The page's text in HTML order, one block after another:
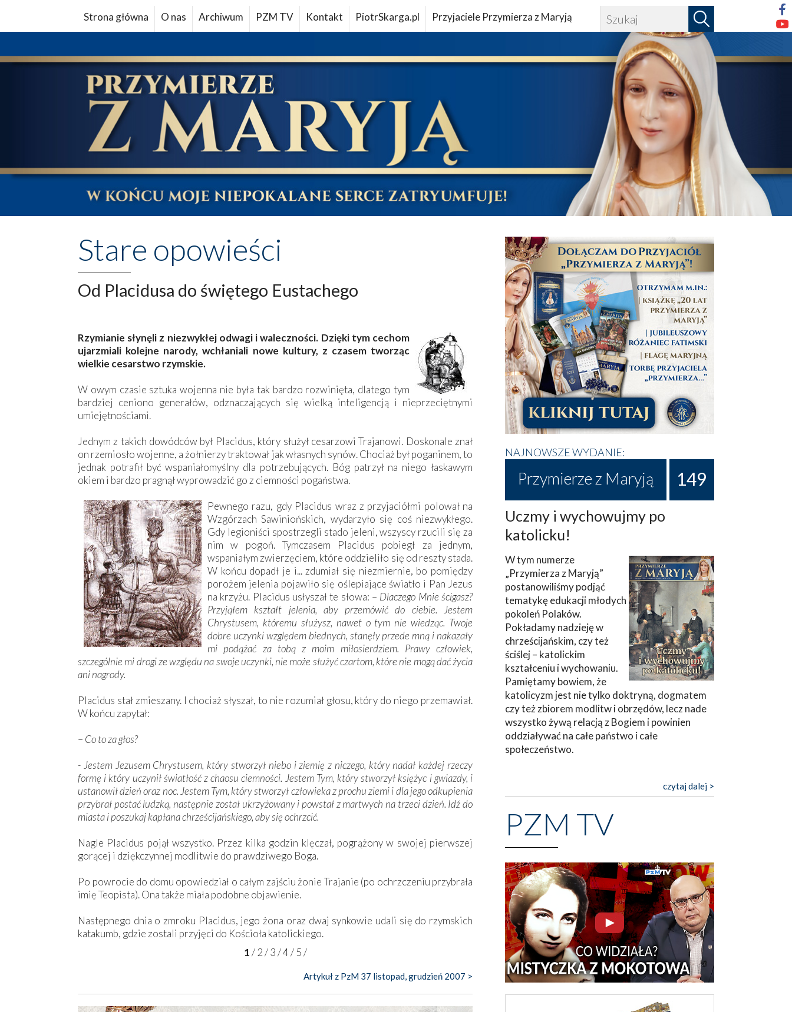
Strona główna O nas Archiwum PZM TV Kontakt PiotrSkarga.pl Przyjaciele Przymierza z Maryją
Stare opowieści
Od Placidusa do świętego Eustachego
Rzymianie słynęli z niezwykłej odwagi i waleczności. Dzięki tym cechom
ujarzmiali kolejne narody, wchłaniali nowe kultury, z czasem tworząc
wielkie cesarstwo rzymskie.
W owym czasie sztuka wojenna nie była tak bardzo rozwinięta, dlatego tym
bardziej ceniono generałów, odznaczających się wielką inteligencją i nieprzeciętnymi
umiejętnościami.
Jednym z takich dowódców był Placidus, który służył cesarzowi Trajanowi. Doskonale znał
on rzemiosło wojenne, a żołnierzy traktował jak własnych synów. Chociaż był poganinem, to
jednak potrafił być wspaniałomyślny dla potrzebujących. Bóg patrzył na niego łaskawym
okiem i bardzo pragnął wyprowadzić go z ciemności pogaństwa.
Pewnego razu, gdy Placidus wraz z przyjaciółmi polował na
Wzgórzach Sawiniońskich, wydarzyło się coś niezwykłego.
Gdy legioniści spostrzegli stado jeleni, wszyscy rzucili się za
nim w pogoń. Tymczasem Placidus pobiegł za jednym,
wspaniałym zwierzęciem, które oddzieliło się od reszty stada.
W końcu dopadł je i... zdumiał się niezmiernie, bo pomiędzy
porożem jelenia pojawiło się oślepiające światło i Pan Jezus
na krzyżu. Placidus usłyszał te słowa: – Dlaczego Mnie ścigasz?
Przyjąłem kształt jelenia, aby przemówić do ciebie. Jestem
Chrystusem, któremu służysz, nawet o tym nie wiedząc. Twoje
dobre uczynki względem biednych, stanęły przede mną i nakazały
mi podążać za tobą z moim miłosierdziem. Prawy człowiek,
szczególnie mi drogi ze względu na swoje uczynki, nie może służyć czartom, które nie mogą dać życia
ani nagrody.
Placidus stał zmieszany. I chociaż słyszał, to nie rozumiał głosu, który do niego przemawiał.
W końcu zapytał:
– Co to za głos?
- Jestem Jezusem Chrystusem, który stworzył niebo i ziemię z niczego, który nadał każdej rzeczy
formę i który uczynił światłość z chaosu ciemności. Jestem Tym, który stworzył księżyc i gwiazdy, i
ustanowił dzień oraz noc. Jestem Tym, który stworzył człowieka z prochu ziemi i dla jego odkupienia
przybrał postać ludzką, następnie został ukrzyżowany i powstał z martwych na trzeci dzień. Idź do
miasta i poszukaj kapłana chrześcijańskiego, aby się ochrzcić.
Nagle Placidus pojął wszystko. Przez kilka godzin klęczał, pogrążony w swojej pierwszej
gorącej i dziękczynnej modlitwie do prawdziwego Boga.
Po powrocie do domu opowiedział o całym zajściu żonie Trajanie (po ochrzczeniu przybrała
imię Teopista). Ona także miała podobne objawienie.
Następnego dnia o zmroku Placidus, jego żona oraz dwaj synkowie udali się do rzymskich
katakumb, gdzie zostali przyjęci do Kościoła katolickiego.
1/2/3/4/ 5/
Artykuł z PzM 37 listopad, grudzień 2007 >
NAJNOWSZE WYDANIE:
Przymierze z Maryją 149
Uczmy i wychowujmy po
katolicku!
W tym numerze
„Przymierza z Maryją”
postanowiliśmy podjąć
tematykę edukacji młodych
pokoleń Polaków.
Pokładamy nadzieję w
chrześcijańskim, czy też
ściślej – katolickim
kształceniu i wychowaniu.
Pamiętamy bowiem, że
katolicyzm jest nie tylko doktryną, dogmatem
czy też zbiorem modlitw i obrzędów, lecz nade
wszystko żywą relacją z Bogiem i powinien
oddziaływać na całe państwo i całe
społeczeństwo.
czytaj dalej >
PZM TV